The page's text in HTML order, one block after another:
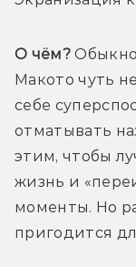
О чём?
Макото чуть
себе
отматывать
этим, чтобы
жизнь и
моменты. Но
пригодится